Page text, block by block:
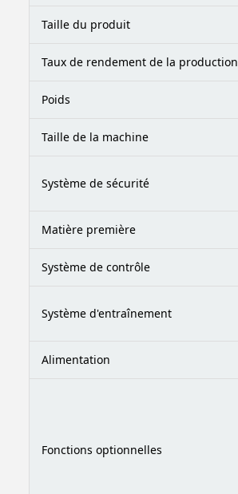
Taille du produit
Taux de rendement de la production
Poids
Taille de la machine
Système de sécurité
Matière première
Système de contrôle
Système d'entraînement
Alimentation
Fonctions optionnelles